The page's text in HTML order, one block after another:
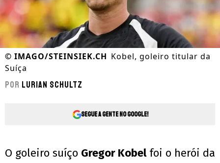
© IMAGO/STEINSIEK.CH Kobel, goleiro titular da
Suíça
Por Lurian Schultz
Segue a gente no Google!
O goleiro suíço Gregor Kobelfoi o herói da